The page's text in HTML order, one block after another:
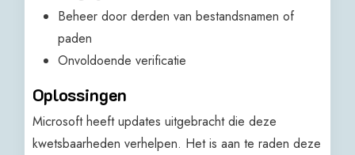
Beheer door derden van bestandsnamen of
paden
Onvoldoende verificatie
Oplossingen
Microsoft heeft updates uitgebracht die deze
kwetsbaarheden verhelpen. Het is aan te raden deze